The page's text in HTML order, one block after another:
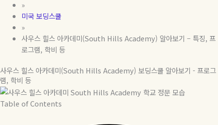
»
미국 보딩스쿨
»
사우스 힐스 아카데미(South Hills Academy) 알아보기 – 특징, 프
로그램, 학비 등
사우스 힐스 아카데미(South Hills Academy) 보딩스쿨 알아보기 - 프로그
램, 학비 등
Table of Contents